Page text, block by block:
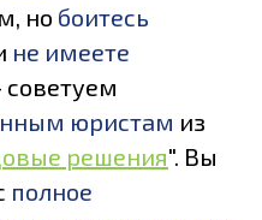
но боитесь
не имеете
советуем
юристам из
решения". Вы
полное